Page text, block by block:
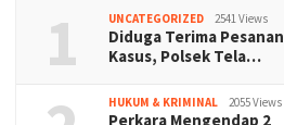
1 UNCATEGORIZED 2541 Views
Diduga Terima Pesanan
Kasus, Polsek Tela…
HUKUM & KRIMINAL 2055 Views
Perkara Mengendap 2